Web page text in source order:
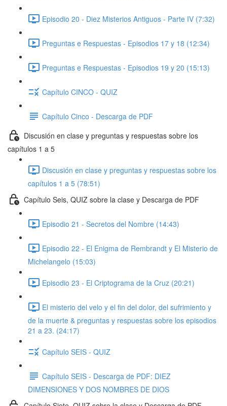
Episodio 20 - Diez Misterios Antiguos - Parte IV (7:32)
Preguntas e Respuestas - Episodios 17 y 18 (12:34)
Preguntas e Respuestas - Episodios 19 y 20 (15:13)
Capítulo CINCO - QUIZ
Capítulo Cinco - Descarga de PDF
Discusión en clase y preguntas y respuestas sobre los
capítulos 1 a 5
Discusión en clase y preguntas y respuestas sobre los
capítulos 1 a 5 (78:51)
Capítulo Seis, QUIZ sobre la clase y Descarga de PDF
Episodio 21 - Secretos del Nombre (14:43)
Episodio 22 - El Enigma de Rembrandt y El Misterio de
Michelangelo (15:03)
Episodio 23 - El Criptograma de la Cruz (20:21)
El misterio del velo y el fin del dolor, del sufrimiento y
de la muerte & preguntas y respuestas sobre los episodios
21 a 23. (24:17)
Capítulo SEIS - QUIZ
Capítulo SEIS - Descarga de PDF: DIEZ
DIMENSIONES Y DOS NOMBRES DE DIOS